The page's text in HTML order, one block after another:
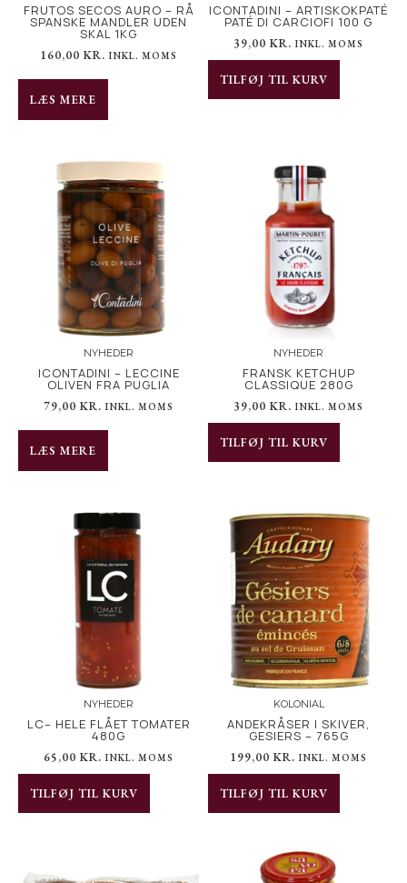
FRUTOS SECOS AURO – RÅ
SPANSKE MANDLER UDEN
SKAL 1KG
160,00 KR. INKL. MOMS
LÆS MERE
ICONTADINI – ARTISKOKPATÉ
PATÉ DI CARCIOFI 100 G
39,00 KR. INKL. MOMS
TILFØJ TIL KURV
NYHEDER
ICONTADINI – LECCINE
OLIVEN FRA PUGLIA
79,00 KR. INKL. MOMS
LÆS MERE
NYHEDER
FRANSK KETCHUP
CLASSIQUE 280G
39,00 KR. INKL. MOMS
TILFØJ TIL KURV
NYHEDER
LC– HELE FLÅET TOMATER
480G
65,00 KR. INKL. MOMS
TILFØJ TIL KURV
KOLONIAL
ANDEKRÅSER I SKIVER,
GESIERS – 765G
199,00 KR. INKL. MOMS
TILFØJ TIL KURV